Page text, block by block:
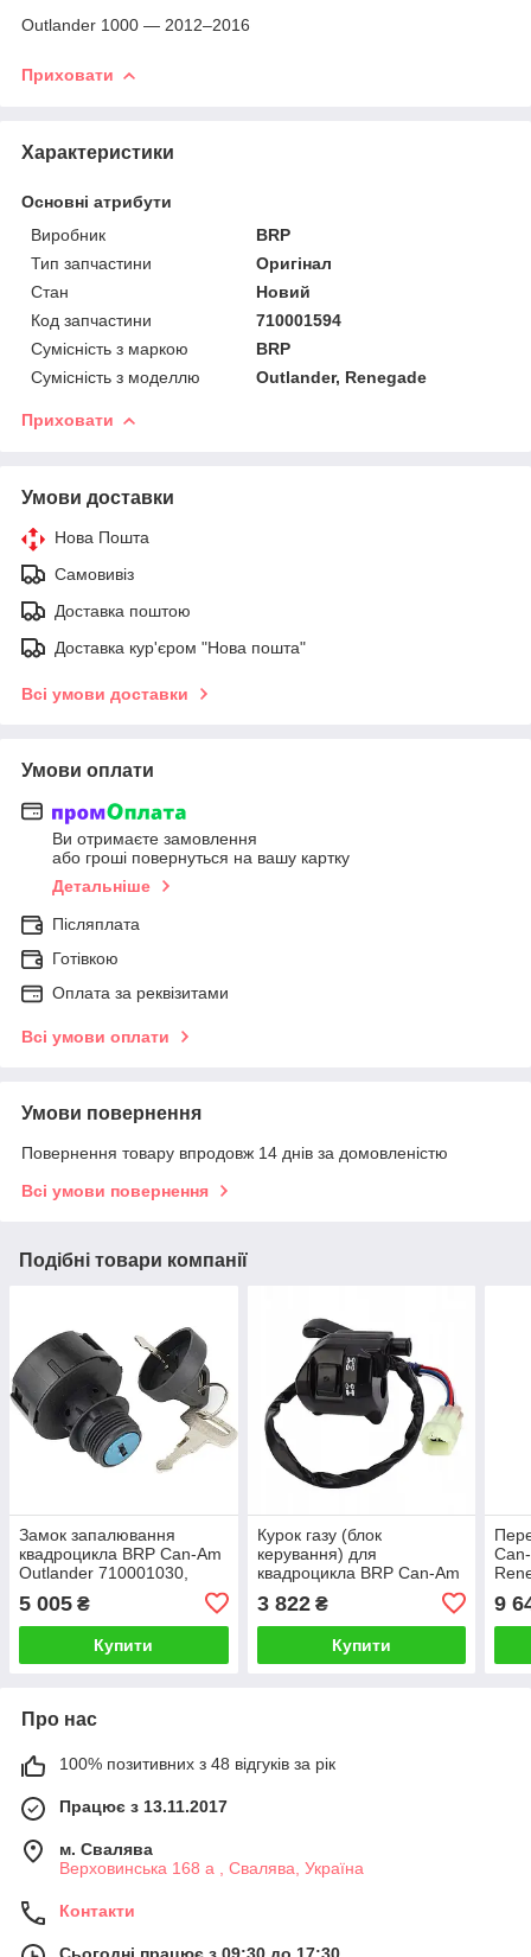
Outlander 1000 — 2012–2016
Приховати
Характеристики
Основні атрибути
Виробник
BRP
Тип запчастини
Оригінал
Стан
Новий
Код запчастини
710001594
Сумісність з маркою
BRP
Сумісність з моделлю
Outlander, Renegade
Приховати
Умови доставки
Нова Пошта
Самовивіз
Доставка поштою
Доставка кур'єром "Нова пошта"
Всі умови доставки
Умови оплати
Ви отримаєте замовлення
або гроші повернуться на вашу картку
Детальніше
Післяплата
Готівкою
Оплата за реквізитами
Всі умови оплати
Умови повернення
Повернення товару впродовж 14 днів за домовленістю
Всі умови повернення
Подібні товари компанії
Замок запалювання
квадроцикла BRP Can-Am
Outlander 710001030,
710007867 G1
5 005 ₴
Купити
Курок газу (блок
керування) для
квадроцикла BRP Can-Am
707000595.
3 822₴
Купити
9
Про нас
100% позитивних з 48 відгуків за рік
Працює з 13.11.2017
м. Свалява
Верховинська 168 а , Свалява, Україна
Контакти